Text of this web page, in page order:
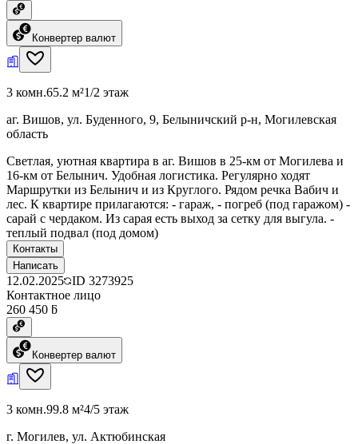
Конвертер валют
3 комн.65.2 м²1/2 этаж
аг. Вишов, ул. Буденного, 9, Белыничский р-н, Могилевская
область
Светлая, уютная квартира в аг. Вишов в 25-км от Могилева и
16-км от Белынич. Удобная логистика. Регулярно ходят
Маршрутки из Белынич и из Круглого. Рядом речка Вабич и
лес. К квартире прилагаются: - гараж, - погреб (под гаражом) -
сарай с чердаком. Из сарая есть выход за сетку для выгула. -
теплый подвал (под домом)
Контакты
Написать
12.02.2025 ID 3273925
Контактное лицо
260 450 ƃ
Конвертер валют
3 комн.99.8 м²4/5 этаж
г. Могилев, ул. Актюбинская